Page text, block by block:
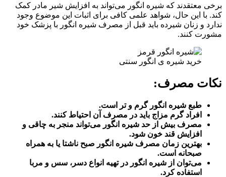
برخی معتقدند که شیره انگور می‌تواند به افزایش شیر مادر کمک
کند. با این حال، شواهد علمی کافی برای اثبات این موضوع وجود
ندارد و زنان شیرده باید قبل از مصرف شیره انگور با پزشک خود
مشورت کنند.
خرید شیره ی انگور سنتی
نکات مصرف:
طبع شیره انگور گرم و تر است.
افراد گرم مزاج باید در مصرف آن احتیاط کنند.
مصرف بیش از حد شیره انگور می‌تواند منجر به چاقی و
افزایش قند خون شود.
بهترین زمان مصرف شیره انگور صبح ناشتا یا به همراه
صبحانه است.
می‌توان از شیره انگور در تهیه انواع دسر، سس و مربا
استفاده کرد.